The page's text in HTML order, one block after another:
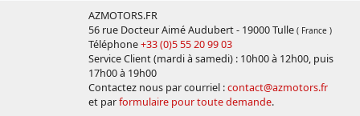
AZMOTORS.FR
56 rue Docteur Aimé Audubert - 19000 Tulle ( France )
Téléphone+33 (0)5 55 20 99 03
Service Client (mardi à samedi) : 10h00 à 12h00, puis
17h00 à 19h00
Contactez nous par courriel :contact@azmotors.fr
et parformulaire pour toute demande.